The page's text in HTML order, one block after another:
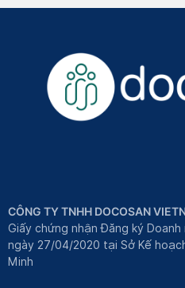
CÔNG TY TNHH DOCOSAN
Giấy chứng nhận Đăng ký
ngày 27/04/2020 tại Sở Kế
Minh